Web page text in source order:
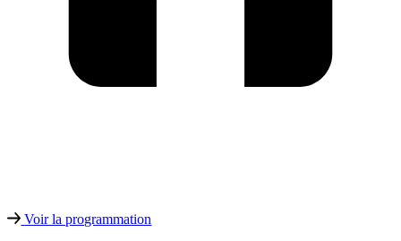
Voir la programmation